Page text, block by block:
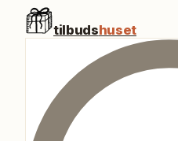
tilbudshuset